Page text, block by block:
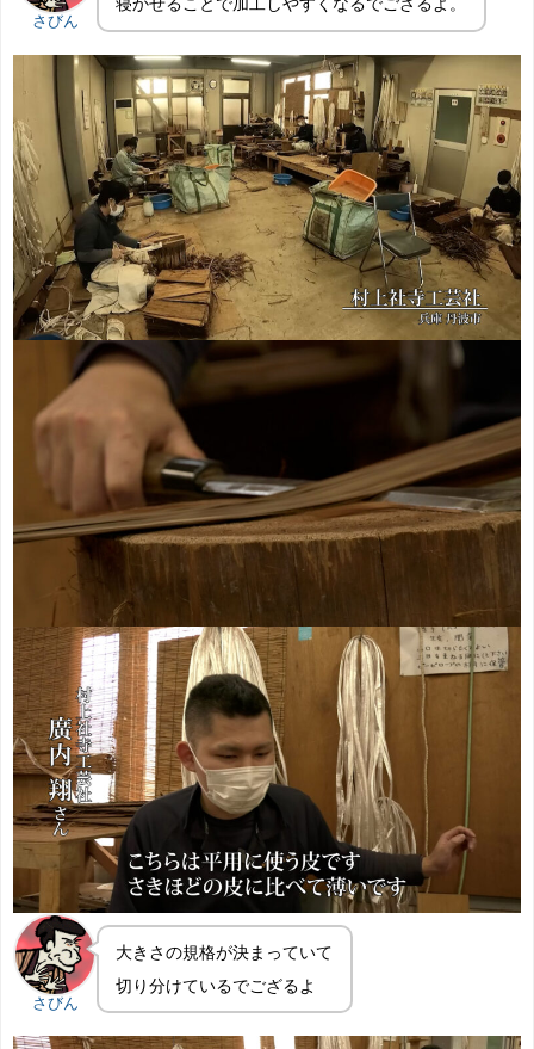
さびん
寝かせることで加工しやすくなるでござるよ。
さびん
大きさの規格が決まっていて
切り分けているでござるよ